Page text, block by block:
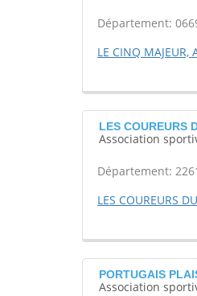
Département:
LE CINQ MAJEUR,
LES COUREURS
Association
Département:
LES COUREURS
PORTUGAIS
Association